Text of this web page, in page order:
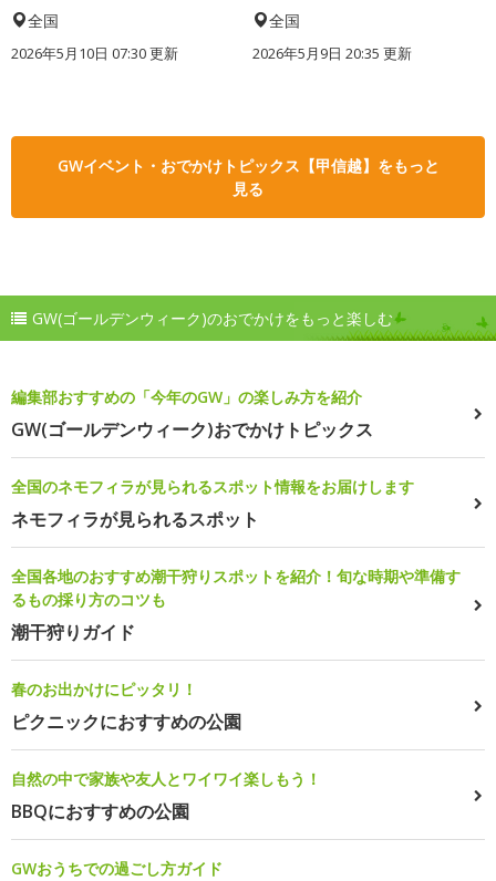
全国
2026年5月10日 07:30 更新
全国
2026年5月9日 20:35 更新
GWイベント・おでかけトピックス【甲信越】をもっと
見る
GW(ゴールデンウィーク)のおでかけをもっと楽しむ
編集部おすすめの「今年のGW」の楽しみ方を紹介
GW(ゴールデンウィーク)おでかけトピックス
全国のネモフィラが見られるスポット情報をお届けします
ネモフィラが見られるスポット
全国各地のおすすめ潮干狩りスポットを紹介！旬な時期や準備す
るもの採り方のコツも
潮干狩りガイド
春のお出かけにピッタリ！
ピクニックにおすすめの公園
自然の中で家族や友人とワイワイ楽しもう！
BBQにおすすめの公園
GWおうちでの過ごし方ガイド